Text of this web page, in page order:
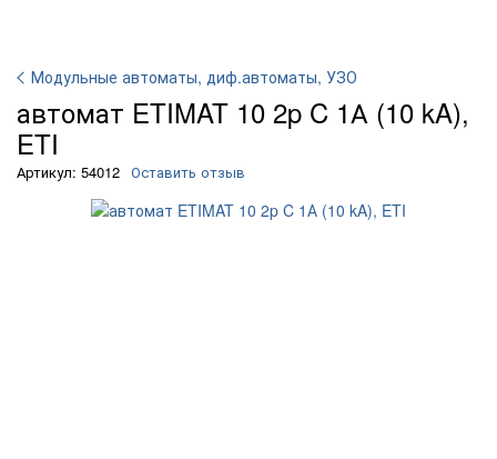
Модульные автоматы, диф.автоматы, УЗО
автомат ETIMAT 10 2p C 1А (10 kA),
ETI
Артикул: 54012 Оставить отзыв